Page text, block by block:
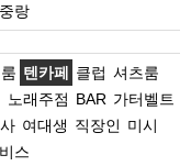
랑
텐카페 클럽 셔츠룸
노래주점 BAR 가터벨트
여대생 직장인 미시
스